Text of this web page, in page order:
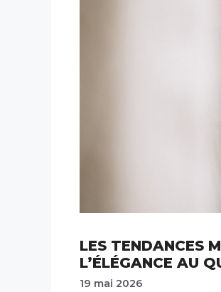
LES TENDANCES
L’ÉLÉGANCE AU
19 mai 2026